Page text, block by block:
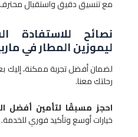
مع تنسيق دقيق واستقبال
نصائح
ليموزين المطار​ في
لضمان أفضل تجربة ممكنة، إليك
رحلتك معنا.
احجز مسبقًا لتأمين أفضل
خيارات أوسع وتأكيد فوري للخدمة.